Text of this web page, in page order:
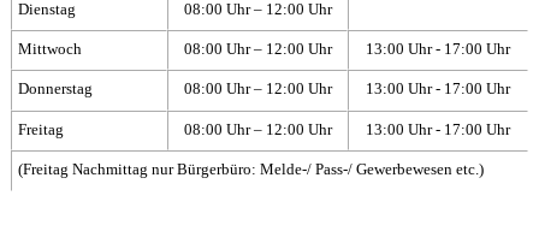
Dienstag 08:00 Uhr – 12:00 Uhr
Mittwoch 08:00 Uhr – 12:00 Uhr 13:00 Uhr - 17:00 Uhr
Donnerstag 08:00 Uhr – 12:00 Uhr 13:00 Uhr - 17:00 Uhr
Freitag 08:00 Uhr – 12:00 Uhr 13:00 Uhr - 17:00 Uhr
(Freitag Nachmittag nur Bürgerbüro: Melde-/ Pass-/ Gewerbewesen etc.)